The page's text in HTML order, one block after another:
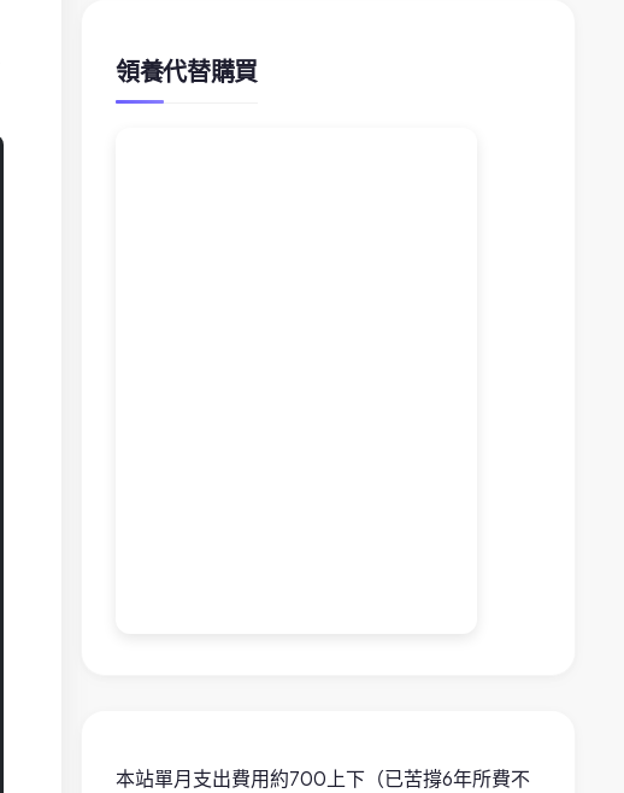
領養代替購買
本站單月支出費用約700上下（已苦撐6年所費不